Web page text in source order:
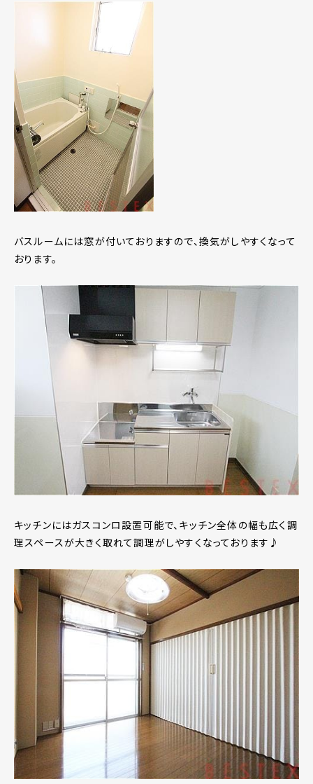
バスルームには窓が付いておりますので、換気がしやすくなって
おります。
キッチンにはガスコンロ設置可能で、キッチン全体の幅も広く調
理スペースが大きく取れて調理がしやすくなっております♪